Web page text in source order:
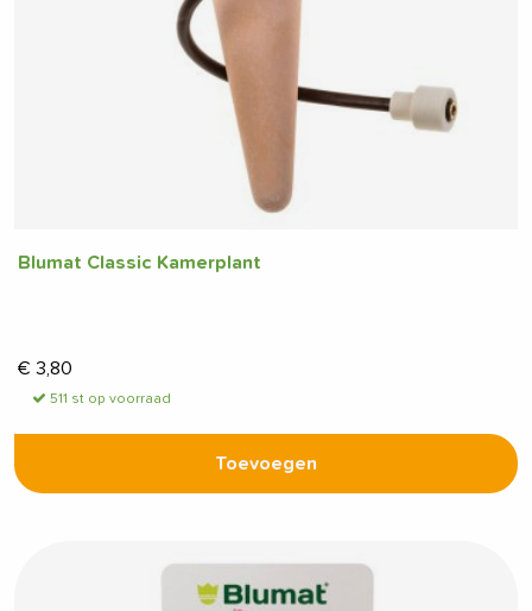
Blumat Classic Kamerplant
€ 3,80
511 st op voorraad
Toevoegen